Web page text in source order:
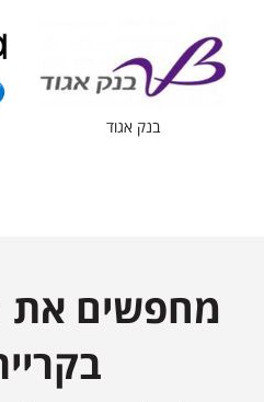
בנק אגוד
מחפשים